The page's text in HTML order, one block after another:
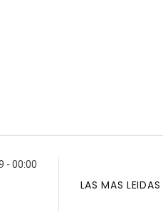
- 00:00
LAS MAS LEIDAS